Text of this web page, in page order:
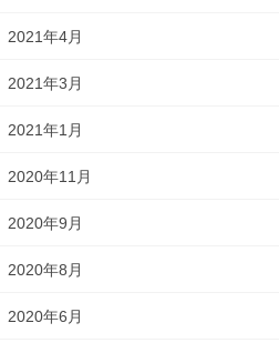
2021年4月
2021年3月
2021年1月
2020年11月
2020年9月
2020年8月
2020年6月